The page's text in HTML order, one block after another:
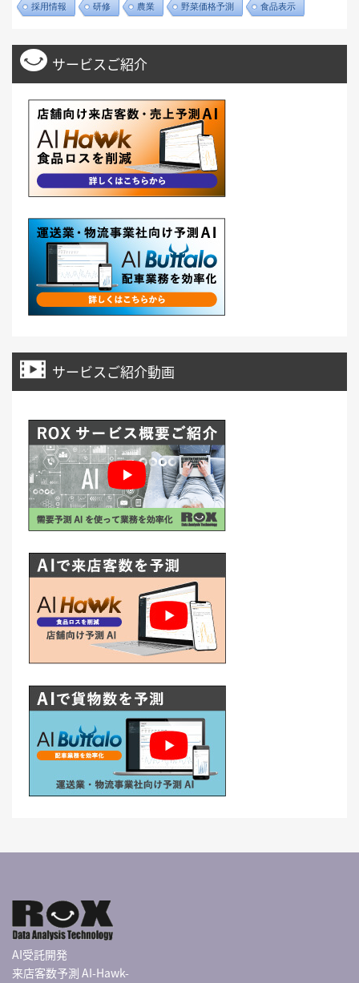
採用情報 研修 農業 野菜価格予測 食品表示
サービスご紹介
サービスご紹介動画
AI受託開発
来店客数予測 AI-Hawk-